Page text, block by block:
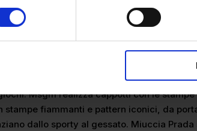
predominanti anche le stampe eighties
Msgm realizza cappotti con le
stampe fiammanti e pattern iconici, da
dallo sporty al gessato. Miuccia Prada